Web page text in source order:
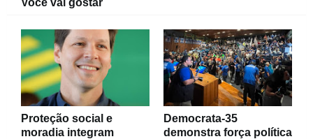
Proteção social e
moradia integram
Democrata-35
demonstra força política